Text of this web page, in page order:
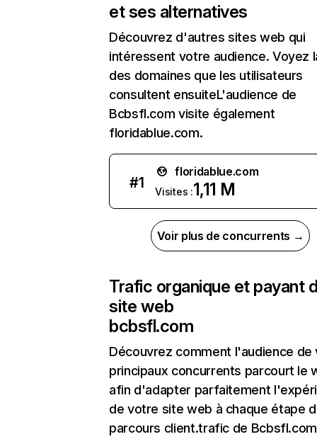
et ses alternatives
Découvrez d'autres sites web qui
intéressent votre audience. Voyez
des domaines que les utilisateurs
consultent ensuiteL'audience de
Bcbsfl.com visite également
floridablue.com.
#1
floridablue.com
Visites :1,11 M
Voir plus de concurrents →
Trafic organique et payant
site web
bcbsfl.com
Découvrez comment l'audience de
principaux concurrents parcourt le
afin d'adapter parfaitement
de votre site web à chaque étape
parcours client.trafic de